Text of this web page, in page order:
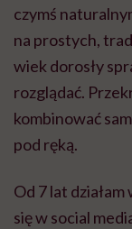
czymś
na prostych,
wiek dorosły
rozglądać.
kombinować
pod ręką.
Od 7 lat
się w social